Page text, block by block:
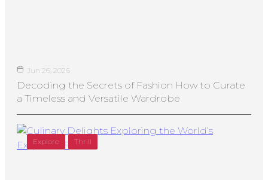
Jun 26, 2026
Decoding the Secrets of Fashion How to Curate
a Timeless and Versatile Wardrobe
Explore Thrill